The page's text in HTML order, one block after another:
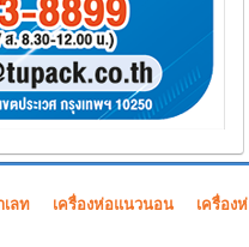
เลท เครื่องห่อแนวนอน เครื่อง